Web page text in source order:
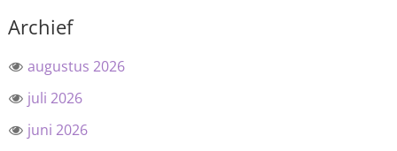
Archief
augustus 2026
juli 2026
juni 2026